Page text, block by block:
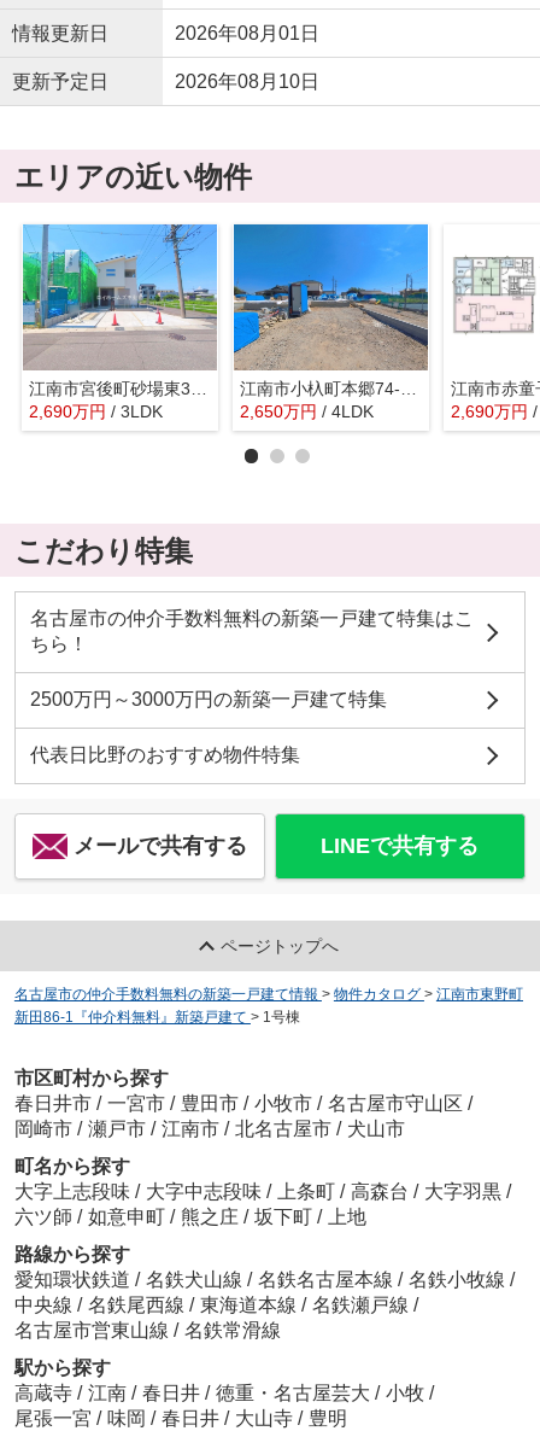
情報更新日 2026年08月01日
更新予定日 2026年08月10日
エリアの近い物件
2,690万円 / 3LDK
2,650万円 / 4LDK 2,690万円
こだわり特集
名古屋市の仲介手数料無料の新築一戸建て特集はこ
ちら！
2500万円～3000万円の新築一戸建て特集
代表日比野のおすすめ物件特集
メールで共有する LINEで共有する
ページトップへ
名古屋市の仲介手数料無料の新築一戸建て情報 > 物件カタログ > 江南市東野町
新田86-1『仲介料無料』新築戸建て > 1号棟
市区町村から探す
春日井市 / 一宮市 / 豊田市 / 小牧市 / 名古屋市守山区 /
岡崎市 / 瀬戸市 / 江南市 / 北名古屋市 / 犬山市
町名から探す
大字上志段味 / 大字中志段味 / 上条町 / 高森台 / 大字羽黒 /
六ツ師 / 如意申町 / 熊之庄 / 坂下町 /
上地
路線から探す
愛知環状鉄道 / 名鉄犬山線 / 名鉄名古屋本線 / 名鉄小牧線 /
中央線 / 名鉄尾西線 / 東海道本線 / 名鉄瀬戸線 /
名古屋市営東山線 / 名鉄常滑線
駅から探す
高蔵寺 / 江南 / 春日井 / 徳重・名古屋芸大 / 小牧 /
尾張一宮 / 味岡 / 春日井 / 大山寺 / 豊明